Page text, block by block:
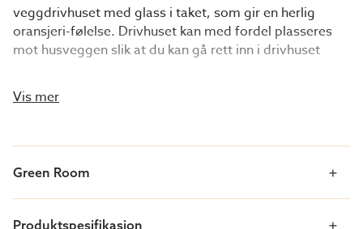
veggdrivhuset med glass i taket, som gir en herlig
oransjeri-følelse. Drivhuset kan med fordel plasseres
mot husveggen slik at du kan gå rett inn i drivhuset
deg frokosten ut i hagen uten å måtte ta på deg
skoene. Tilgangen til grønnsakene blir enda enklere når
til middagen.
Vis mer
Green Room
Produktspesifikasjon